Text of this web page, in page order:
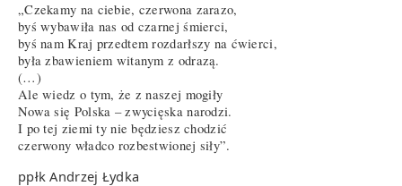
„Czekamy na ciebie, czerwona zarazo,
byś wybawiła nas od czarnej śmierci,
byś nam Kraj przedtem rozdarłszy na ćwierci,
była zbawieniem witanym z odrazą.
(…)
Ale wiedz o tym, że z naszej mogiły
Nowa się Polska – zwycięska narodzi.
I po tej ziemi ty nie będziesz chodzić
czerwony władco rozbestwionej siły”.
ppłk Andrzej Łydka